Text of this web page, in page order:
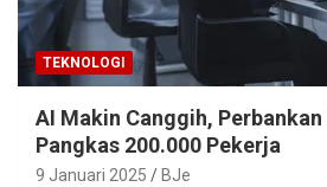
TEKNOLOGI
AI Makin Canggih, Perbankan
Pangkas 200.000 Pekerja
9 Januari 2025 BJe